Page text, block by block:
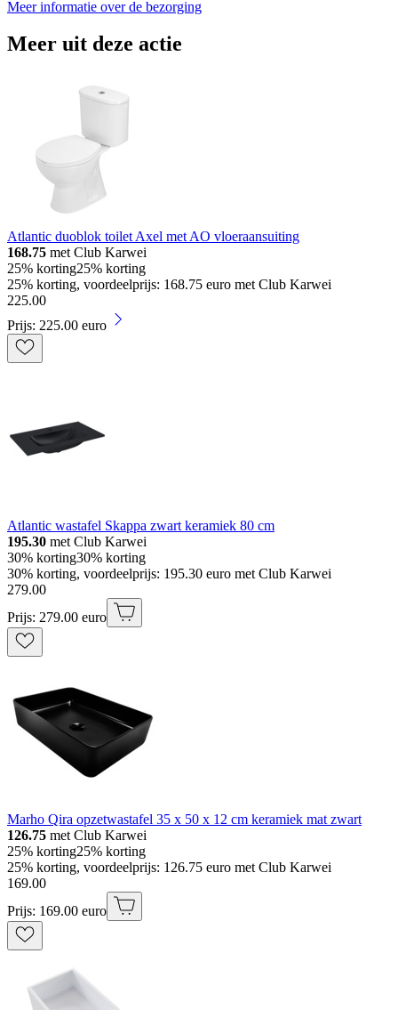
Meer informatie over de bezorging
Meer uit deze actie
Atlantic duoblok toilet Axel met AO vloeraansuiting
168.75 met Club Karwei
25% korting25% korting
25% korting, voordeelprijs: 168.75 euro met Club Karwei
225.00
Prijs: 225.00 euro
Atlantic wastafel Skappa zwart keramiek 80 cm
195.30 met Club Karwei
30% korting30% korting
30% korting, voordeelprijs: 195.30 euro met Club Karwei
279.00
Prijs: 279.00 euro
Marho Qira opzetwastafel 35 x 50 x 12 cm keramiek mat zwart
126.75 met Club Karwei
25% korting25% korting
25% korting, voordeelprijs: 126.75 euro met Club Karwei
169.00
Prijs: 169.00 euro